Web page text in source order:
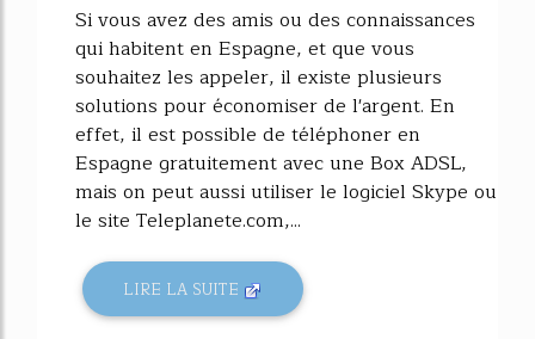
Si vous avez des amis ou des connaissances
qui habitent en Espagne, et que vous
souhaitez les appeler, il existe plusieurs
solutions pour économiser de l'argent. En
effet, il est possible de téléphoner en
Espagne gratuitement avec une Box ADSL,
mais on peut aussi utiliser le logiciel Skype ou
le site Teleplanete.com,...
LIRE LA SUITE